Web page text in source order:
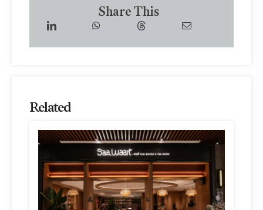
Share This
Related